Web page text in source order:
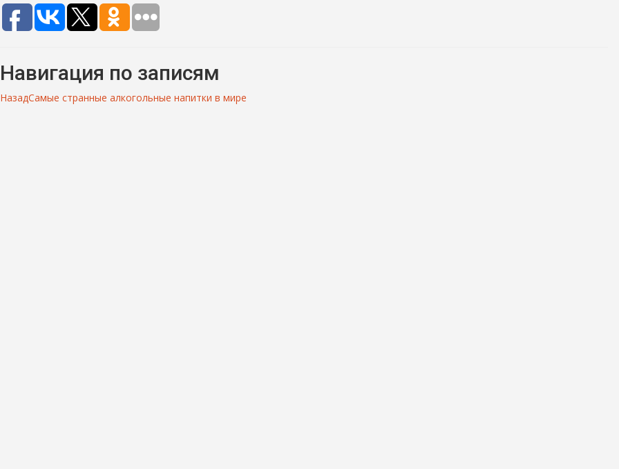
Навигация по записям
НазадСамые странные алкогольные напитки в мире